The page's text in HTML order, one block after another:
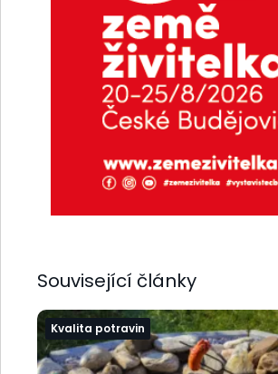
Související články
Kvalita potravin